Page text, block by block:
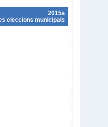
2015a
eleccions municipals